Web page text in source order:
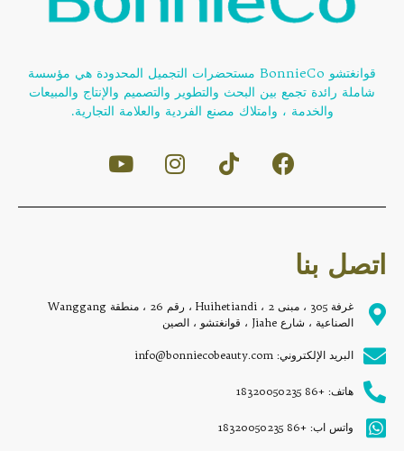
قوانغتشو BonnieCo مستحضرات التجميل المحدودة هي مؤسسة
شاملة رائدة تجمع بين البحث والتطوير والتصميم والإنتاج والمبيعات
والخدمة ، وامتلاك مصنع الفردية والعلامة التجارية.
اتصل بنا
غرفة 305 ، مبنى 2 ، Huihetiandi ، رقم 26 ، منطقة Wanggang
الصناعية ، شارع Jiahe ، قوانغتشو ، الصين
البريد الإلكتروني: info@bonniecobeauty.com
هاتف: +86 18320050235
واتس اب: +86 18320050235